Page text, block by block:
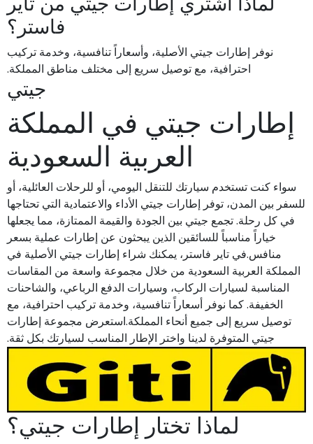
فاستر؟
نوفر إطارات جيتي الأصلية، وأسعاراً تنافسية، وخدمة تركيب
احترافية، مع توصيل سريع إلى مختلف مناطق المملكة.
جيتي
إطارات جيتي في المملكة
العربية السعودية
سواء كنت تستخدم سيارتك للتنقل اليومي، أو للرحلات العائلية، أو
للسفر بين المدن، توفر إطارات جيتي الأداء والاعتمادية التي تحتاجها
في كل رحلة. تجمع جيتي بين الجودة والقيمة الممتازة، مما يجعلها
خياراً مناسباً للسائقين الذين يبحثون عن إطارات عملية بسعر
منافس.في تاير فاستر، يمكنك شراء إطارات جيتي الأصلية في
المملكة العربية السعودية من خلال مجموعة واسعة من المقاسات
المناسبة لسيارات الركاب، وسيارات الدفع الرباعي، والشاحنات
الخفيفة. كما نوفر أسعاراً تنافسية، وخدمة تركيب احترافية، مع
توصيل سريع إلى جميع أنحاء المملكة.استعرض مجموعة إطارات
جيتي المتوفرة لدينا واختر الإطار المناسب لسيارتك بكل ثقة.
لماذا تختار إطارات جيتي؟